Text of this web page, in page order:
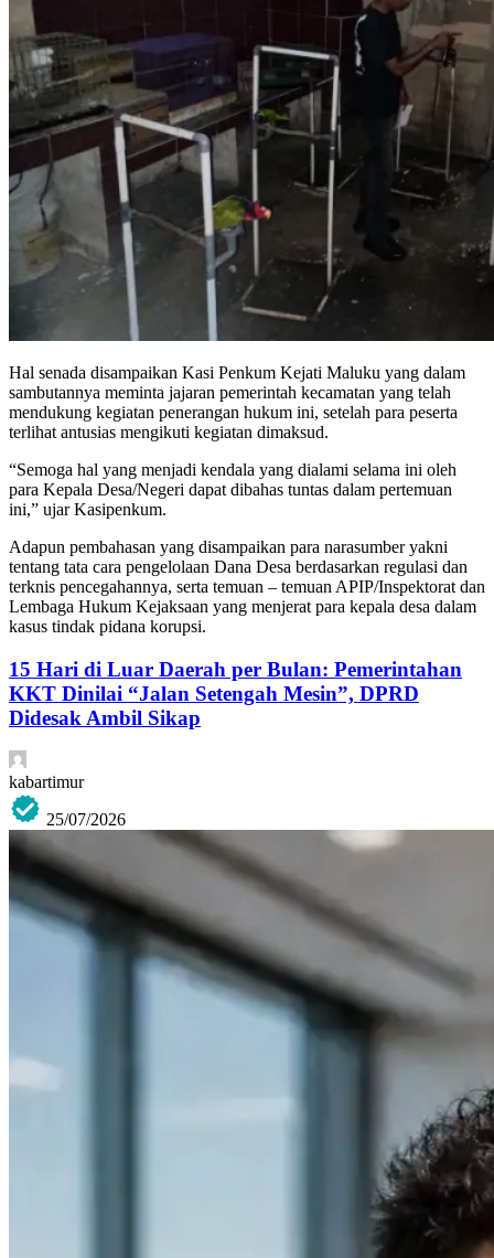
Hal senada disampaikan Kasi Penkum Kejati Maluku yang dalam
sambutannya meminta jajaran pemerintah kecamatan yang telah
mendukung kegiatan penerangan hukum ini, setelah para peserta
terlihat antusias mengikuti kegiatan dimaksud.
“Semoga hal yang menjadi kendala yang dialami selama ini oleh
para Kepala Desa/Negeri dapat dibahas tuntas dalam pertemuan
ini,” ujar Kasipenkum.
Adapun pembahasan yang disampaikan para narasumber yakni
tentang tata cara pengelolaan Dana Desa berdasarkan regulasi dan
terknis pencegahannya, serta temuan – temuan APIP/Inspektorat dan
Lembaga Hukum Kejaksaan yang menjerat para kepala desa dalam
kasus tindak pidana korupsi.
15 Hari di Luar Daerah per Bulan: Pemerintahan
KKT Dinilai “Jalan Setengah Mesin”, DPRD
Didesak Ambil Sikap
kabartimur
25/07/2026